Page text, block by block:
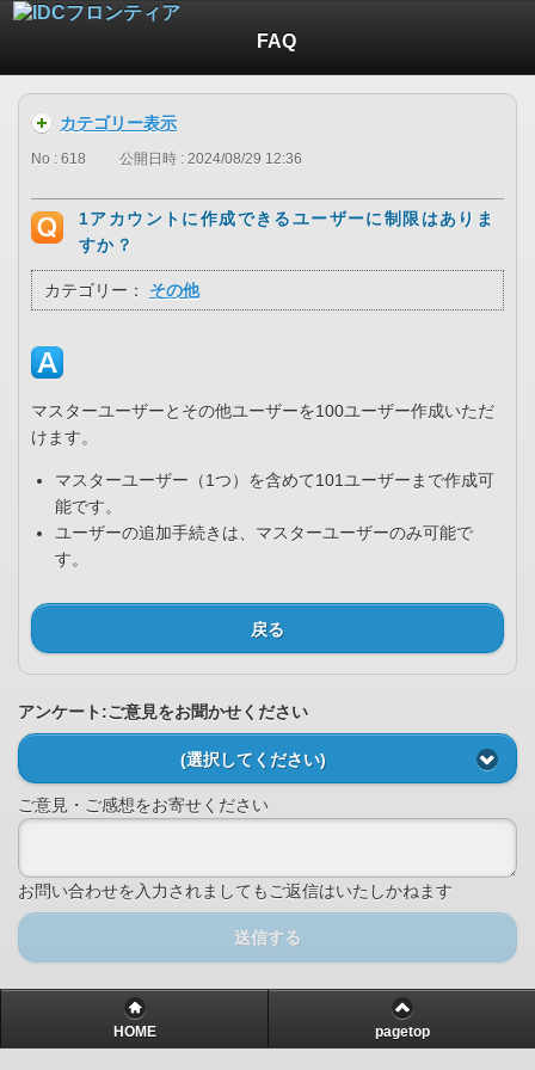
FAQ
カテゴリー表示
No : 618 公開日時 : 2024/08/29 12:36
1アカウントに作成できるユーザーに制限はありま
すか？
カテゴリー： その他
マスターユーザーとその他ユーザーを100ユーザー作成いただ
けます。
マスターユーザー（1つ）を含めて101ユーザーまで作成可
能です。
ユーザーの追加手続きは、マスターユーザーのみ可能で
す。
戻る
アンケート:ご意見をお聞かせください
(選択してください)
ご意見・ご感想をお寄せください
お問い合わせを入力されましてもご返信はいたしかねます
送信する
HOME pagetop